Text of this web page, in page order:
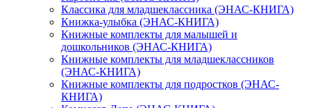
Классика для младшеклассника (ЭНАС-КНИГА)
Книжка-улыбка (ЭНАС-КНИГА)
Книжные комплекты для малышей и
дошкольников (ЭНАС-КНИГА)
Книжные комплекты для младшеклассников
(ЭНАС-КНИГА)
Книжные комплекты для подростков (ЭНАС-
КНИГА)